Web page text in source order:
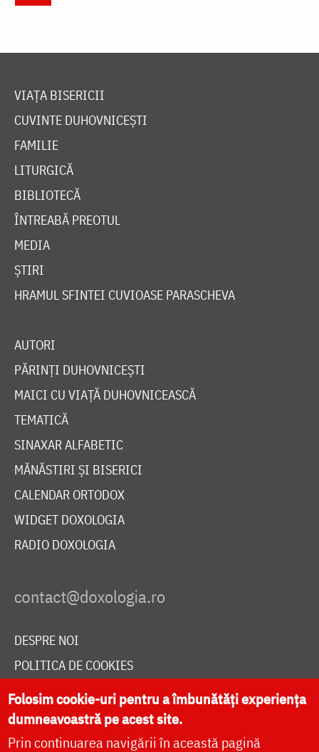
VIAȚA BISERICII
CUVINTE DUHOVNICEȘTI
FAMILIE
LITURGICĂ
BIBLIOTECĂ
ÎNTREABĂ PREOTUL
MEDIA
ȘTIRI
HRAMUL SFINTEI CUVIOASE PARASCHEVA
AUTORI
PĂRINȚI DUHOVNICEȘTI
MAICI CU VIAȚĂ DUHOVNICEASCĂ
TEMATICĂ
SINAXAR ALFABETIC
MĂNĂSTIRI ȘI BISERICI
CALENDAR ORTODOX
WIDGET DOXOLOGIA
RADIO DOXOLOGIA
DESPRE NOI
POLITICA DE COOKIES
DONEAZĂ ONLINE PENTRU CATEDRALA NAȚIONALĂ
LIVE
Folosim cookie-uri pentru a îmbunătăți experiența
dumneavoastră pe acest site.
Prin continuarea navigării în această pagină